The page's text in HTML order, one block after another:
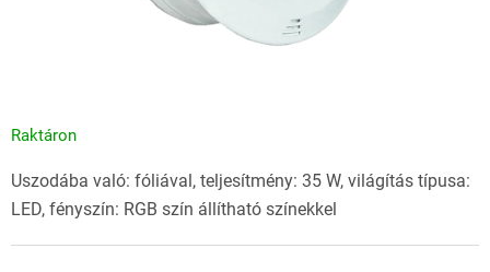
Raktáron
Uszodába való: fóliával, teljesítmény: 35 W, világítás típusa:
LED, fényszín: RGB szín állítható színekkel